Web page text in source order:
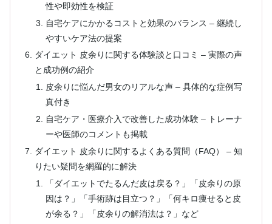
性や即効性を検証
自宅ケアにかかるコストと効果のバランス – 継続し
やすいケア法の提案
ダイエット 皮余りに関する体験談と口コミ – 実際の声
と成功例の紹介
皮余りに悩んだ男女のリアルな声 – 具体的な症例写
真付き
自宅ケア・医療介入で改善した成功体験 – トレーナ
ーや医師のコメントも掲載
ダイエット 皮余りに関するよくある質問（FAQ） – 知
りたい疑問を網羅的に解決
「ダイエットでたるんだ皮は戻る？」「皮余りの原
因は？」「手術跡は目立つ？」「何キロ痩せると皮
が余る？」「皮余りの解消法は？」など